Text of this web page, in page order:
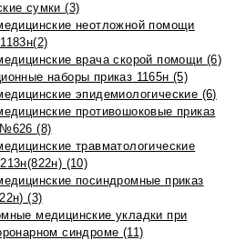
сумки (3)
неотложной помощи
врача скорой помощи (6)
наборы приказ 1165н (5)
эпидемиологические (6)
противошоковые приказ
(8)
травматологические
(10)
посиндромные приказ
(3)
медицинские укладки при
синдроме (11)